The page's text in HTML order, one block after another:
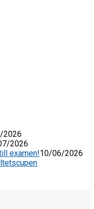
2026
2026
examen!10/06/2026